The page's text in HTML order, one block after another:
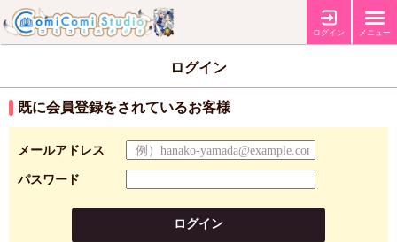
ログイン メニュー
ログイン
既に会員登録をされているお客様
メールアドレス
パスワード
ログイン